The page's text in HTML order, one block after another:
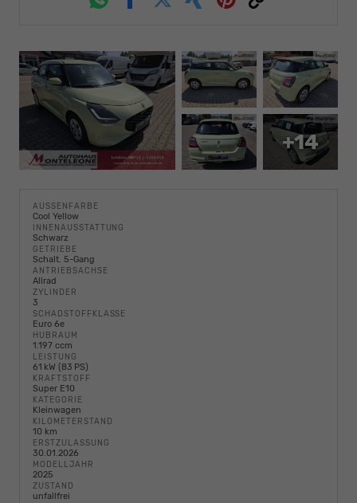
WhatsappFacebookTwitterXing Pinterest
Link
+14
AUSSENFARBE
Cool Yellow
INNENAUSSTATTUNG
Schwarz
GETRIEBE
Schalt. 5-Gang
ANTRIEBSACHSE
Allrad
ZYLINDER
3
SCHADSTOFFKLASSE
Euro 6e
HUBRAUM
1.197 ccm
LEISTUNG
61 kW (83 PS)
KRAFTSTOFF
Super E10
KATEGORIE
Kleinwagen
KILOMETERSTAND
10 km
ERSTZULASSUNG
30.01.2026
MODELLJAHR
2025
ZUSTAND
unfallfrei